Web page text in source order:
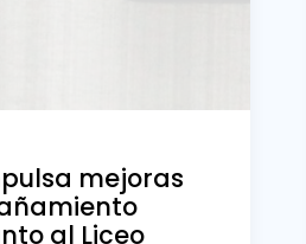
mejoras
al Liceo